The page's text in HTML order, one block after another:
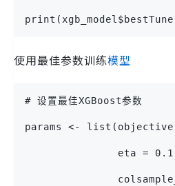
使用最佳参数训练模型
# 设置最佳XGBoost参数
params <-
eta =